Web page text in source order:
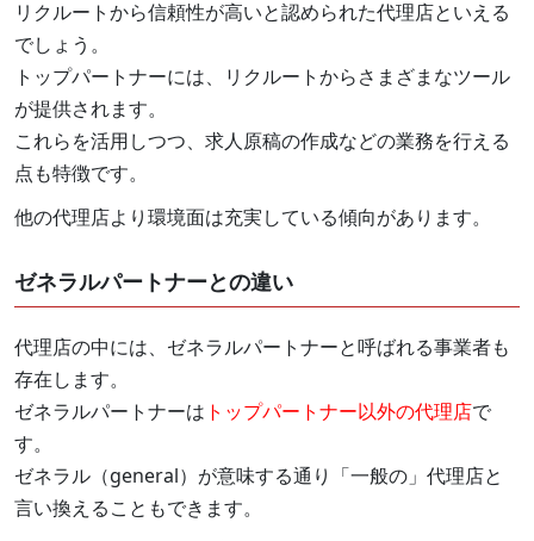
リクルートから信頼性が高いと認められた代理店といえる
でしょう。
トップパートナーには、リクルートからさまざまなツール
が提供されます。
これらを活用しつつ、求人原稿の作成などの業務を行える
点も特徴です。
他の代理店より環境面は充実している傾向があります。
ゼネラルパートナーとの違い
代理店の中には、ゼネラルパートナーと呼ばれる事業者も
存在します。
ゼネラルパートナーは トップパートナー以外の代理店で
す。
ゼネラル（general）が意味する通り「一般の」代理店と
言い換えることもできます。